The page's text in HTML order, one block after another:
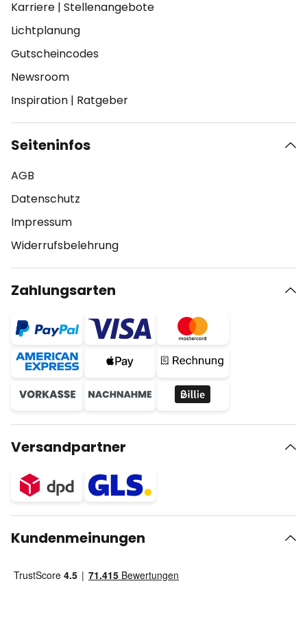
Karriere | Stellenangebote
Lichtplanung
Gutscheincodes
Newsroom
Inspiration | Ratgeber
Seiteninfos
AGB
Datenschutz
Impressum
Widerrufsbelehrung
Zahlungsarten
Versandpartner
Kundenmeinungen